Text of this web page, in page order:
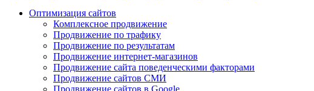
Оптимизация сайтов
Комплексное продвижение
Продвижение по трафику
Продвижение по результатам
Продвижение интернет-магазинов
Продвижение сайта поведенческими факторами
Продвижение сайтов СМИ
Продвижение сайтов в Google